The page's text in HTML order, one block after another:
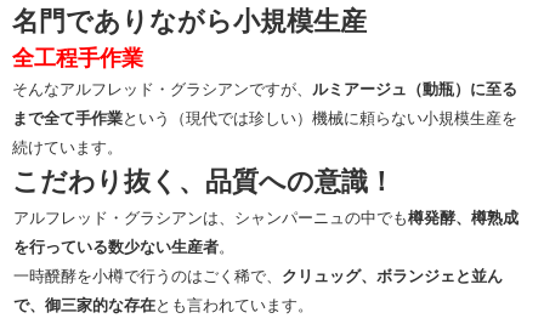
名門でありながら小規模生産
全工程手作業
そんなアルフレッド・グラシアンですが、 ルミアージュ（動瓶）に至る
まで全て手作業という（現代では珍しい）機械に頼らない小規模生産を
続けています。
こだわり抜く、品質への意識！
アルフレッド・グラシアンは、シャンパーニュの中でも樽発酵、樽熟成
を行っている数少ない生産者。
一時醗酵を小樽で行うのはごく稀で、 クリュッグ、ボランジェと並ん
で、御三家的な存在とも言われています。